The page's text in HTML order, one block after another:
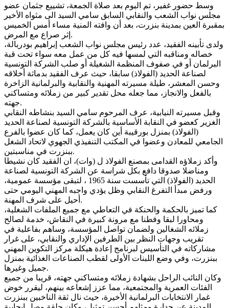
وسط حضور غفير، تم اليوم بعد صلاة الجمعة، تشييع جثمان عضو
مجلس نواب الشعب والنقابي السابق سامي السيد الى مثواه الأخير
بمقبرة العين بمدينة بنزرت، بعد أن وافته المنية مساء أمس الخميس
إثر صراع مع المرض.
ولدى تأبينه الفقيد، عدد رئيس مجلس نواب الشعب إبراهيم بودربالة،
خصاله ومناقبه التي لمسها فيه كل من عمل معه سواء تحت قبة
البرلمان أو في صفوف المنظمة الشغيلة أو صلب الشركة التونسية
لصناعة الحديد (الفولاذ) سابقا، حيث عرف الفقيد بدماثة أخلاقه
وحسن المعشر، طيلة مسيرته المهنية والنقابية والبرلمانية الزاخرة
بالفعل والانجاز، مما جعله محل تقدير كبير من زملائه ومتساكني
جهته.
وقبل مسيرته النيابية، عرف المرحوم سامي السيد بنشاطه النقابي
الغزير كعضو في النقابة الأساسية بالشركة التونسية لصناعة الحديد
(الفولاذ) بمنزل بورقيبة أين كان يعمل، كما كان عضوا بالفرع
الجامعي للمعادن وعضوا في المكتب التنفيذي الجهوي لاتحاد الشغل
ببنزرت في مناسبتين.
وأكد زملاؤه القدامى بمصنع الفولاذ ل (وات)، ان الفقيد كان نشيطا
ومناضلا صدوقا دافع بكل شراسة عن الشركة التونسية لصناعة
الحديد (الفولاذ) التي تأسست سنة 1965 ، لتبقى مؤسسة عمومية،
ورفض مبدأ التفرغ النقابي وظل يؤدي واجبه المهني اليومي حتى
أحيل على شرف المهنة.
كما تميز بالحكمة والحنكة في التعاطي مع جميع الملفات الشغلية،
ومحاورا لبقا وفطنا مع مرونة كبيرة في النقاش، خدمة لصالح
زملائه الشغالين ولضمان تواصل المؤسسة، وساهم بفاعلية في
تقريب وجهات النظر بين الطرفين الإداري والنقابي، على غرار
مشاركاته في التأسيس لبرنامج إعادة هيكلة مركز التكوين المهني
ببنزرت، وفي وضع اللبنات الأولى لقطب الصناعات الغذائية بمنزل
جميل وغيرها.
وكان النائب الراحل بشهادة زملائه ومتساكني جهته، قريبا من جميع
الفئات العمرية والمجتمعية، مما عزز إشعاعه بينهم، ليقرر خوض
غمار الانتخابات البرلمانية الأخيرة، حيث نال ثقة الناخبين ببنزرت